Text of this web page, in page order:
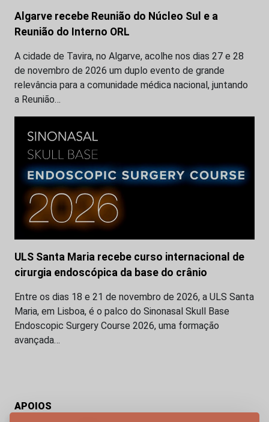
Algarve recebe Reunião do Núcleo Sul e a
Reunião do Interno ORL
A cidade de Tavira, no Algarve, acolhe nos dias 27 e 28
de novembro de 2026 um duplo evento de grande
relevância para a comunidade médica nacional, juntando
a Reunião…
ULS Santa Maria recebe curso internacional de
cirurgia endoscópica da base do crânio
Entre os dias 18 e 21 de novembro de 2026, a ULS Santa
Maria, em Lisboa, é o palco do Sinonasal Skull Base
Endoscopic Surgery Course 2026, uma formação
avançada…
APOIOS